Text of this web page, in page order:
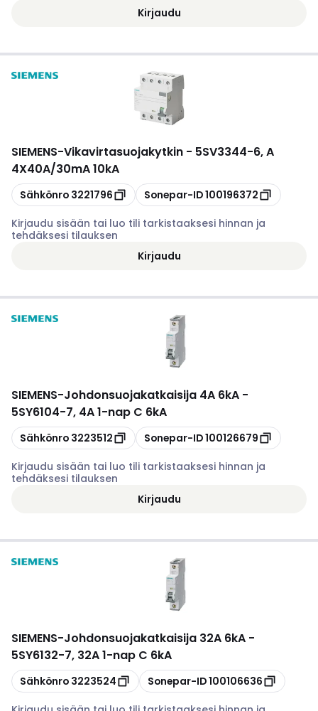
Kirjaudu
SIEMENS-Vikavirtasuojakytkin - 5SV3344-6, A
4X40A/30mA 10kA
Kopioi
Sähkönro 3221796 Kopioi
Sonepar-ID100196372
Kirjaudu sisään tai luo tili tarkistaaksesi hinnan ja
tehdäksesi tilauksen
Kirjaudu
SIEMENS-Johdonsuojakatkaisija 4A 6kA -
5SY6104-7, 4A 1-nap C 6kA
Kopioi
Sähkönro 3223512 Kopioi
Sonepar-ID100126679
Kirjaudu sisään tai luo tili tarkistaaksesi hinnan ja
tehdäksesi tilauksen
Kirjaudu
SIEMENS-Johdonsuojakatkaisija 32A 6kA -
5SY6132-7, 32A 1-nap C 6kA
Kopioi
Sähkönro 3223524 Kopioi
Sonepar-ID100106636